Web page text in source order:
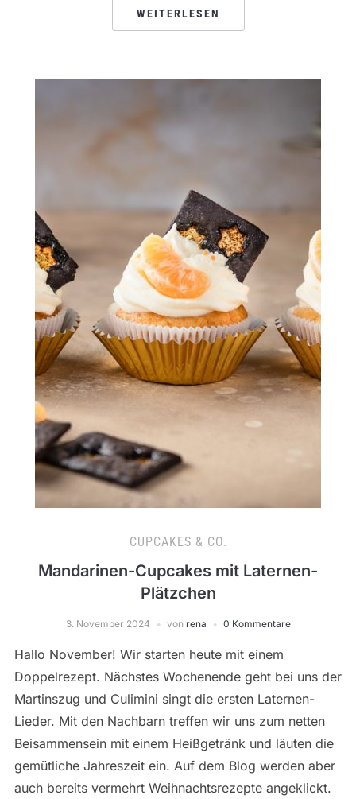
WEITERLESEN
CUPCAKES & CO.
Mandarinen-Cupcakes mit Laternen-
Plätzchen
3. November 2024 von rena 0 Kommentare
Hallo November! Wir starten heute mit einem
Doppelrezept. Nächstes Wochenende geht bei uns der
Martinszug und Culimini singt die ersten Laternen-
Lieder. Mit den Nachbarn treffen wir uns zum netten
Beisammensein mit einem Heißgetränk und läuten die
gemütliche Jahreszeit ein. Auf dem Blog werden aber
auch bereits vermehrt Weihnachtsrezepte angeklickt.